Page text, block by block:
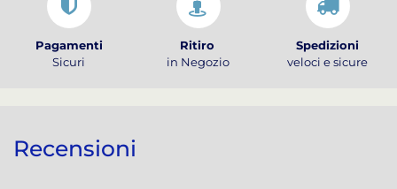
Pagamenti
Sicuri
Ritiro
in Negozio
Spedizioni
veloci e sicure
Recensioni